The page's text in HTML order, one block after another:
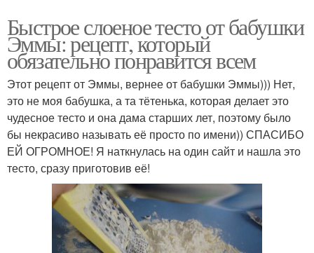
Быстрое слоеное тесто от бабушки
Эммы: рецепт, который
обязательно понравится всем
Этот рецепт от Эммы, вернее от бабушки Эммы))) Нет,
это не моя бабушка, а та тётенька, которая делает это
чудесное тесто и она дама старших лет, поэтому было
бы некрасиво называть её просто по имени)) СПАСИБО
ЕЙ ОГРОМНОЕ! Я наткнулась на один сайт и нашла это
тесто, сразу приготовив её!